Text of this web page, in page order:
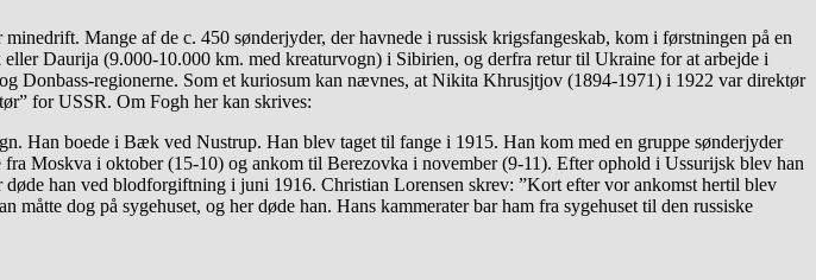
Mange af de c. 450 sønderjyder, der havnede i russisk krigsfangeskab, kom i førstningen på en
Daurija (9.000-10.000 km. med kreaturvogn) i Sibirien, og derfra retur til Ukraine for at arbejde i
Donbass-regionerne. Som et kuriosum kan nævnes, at Nikita Khrusjtjov (1894-1971) i 1922 var direktør
for USSR. Om Fogh her kan skrives:
Han boede i Bæk ved Nustrup. Han blev taget til fange i 1915. Han kom med en gruppe sønderjyder
Moskva i oktober (15-10) og ankom til Berezovka i november (9-11). Efter ophold i Ussurijsk blev han
han ved blodforgiftning i juni 1916. Christian Lorensen skrev: ”Kort efter vor ankomst hertil blev
dog på sygehuset, og her døde han. Hans kammerater bar ham fra sygehuset til den russiske